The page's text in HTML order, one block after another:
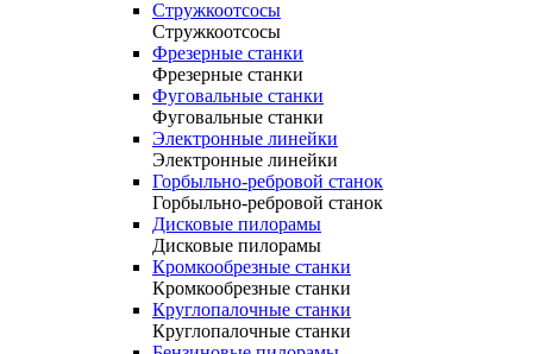
Стружкоотсосы
Стружкоотсосы
Фрезерные станки
Фрезерные станки
Фуговальные станки
Фуговальные станки
Электронные линейки
Электронные линейки
Горбыльно-ребровой станок
Горбыльно-ребровой станок
Дисковые пилорамы
Дисковые пилорамы
Кромкообрезные станки
Кромкообрезные станки
Круглопалочные станки
Круглопалочные станки